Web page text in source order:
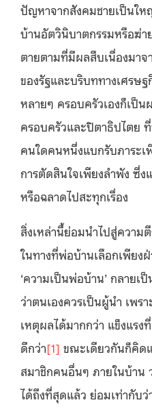
ปัญหาจากสังคมชายเป็นใ
บ้านอัตวินิบาตกรรมหรือฆ่
ตายตามที่มีผลสืบเนื่องมาจ
ของรัฐและบริบททางเศรษ
หลายๆ ครอบครัวเองก็เป็น
ครอบครัวและปิตาธิปไตย
คนใดคนหนึ่งแบกรับภาระเ
การตัดสินใจเพียงลำพัง ซึ่ง
หรือฉลาดไปสะทุกเรื่อง
สิ่งเหล่านี้ย่อมนำไปสู่ความ
ในทางที่พ่อบ้านเลือกเพียง
‘ความเป็นพ่อบ้าน’ กลาย
ว่าตนเองควรเป็นผู้นำ เพร
เหตุผลได้มากกว่า แข็งแร
ดีกว่า[1] ขณะเดียวกันก็คิด
สมาชิกคนอื่นๆ ภายในบ้าน
ได้ถึงที่สุดแล้ว ย่อมเท่ากับ